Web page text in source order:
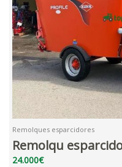
Remolques esparcidores
Remolqu
24.000€